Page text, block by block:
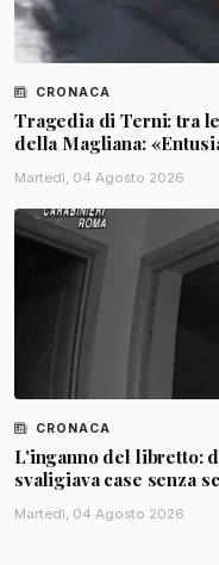
CRONACA
Tragedia di Terni: tra
della Magliana:
Martedì, 04 Agosto 2026
CRONACA
L'inganno del libretto:
svaligiava case senza
Martedì, 04 Agosto 2026